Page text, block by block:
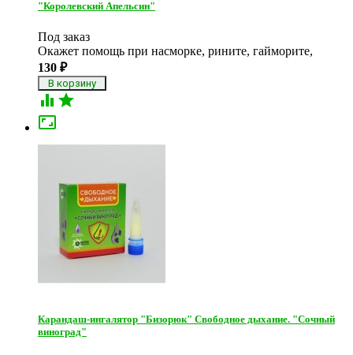
"Королевский Апельсин"
Под заказ
Окажет помощь при насморке, рините, гайморите,
130 ₽
 

Карандаш-ингалятор "Бизорюк" Свободное дыхание. "Сочный
виноград"